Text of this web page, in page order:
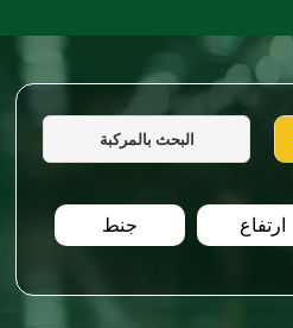
البحث بالمركبة
ارتفاع جنط